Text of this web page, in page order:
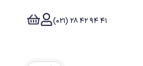
41 94 42 28 (021)